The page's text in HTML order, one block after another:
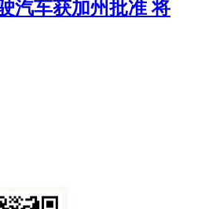
汽车获加州批准 将